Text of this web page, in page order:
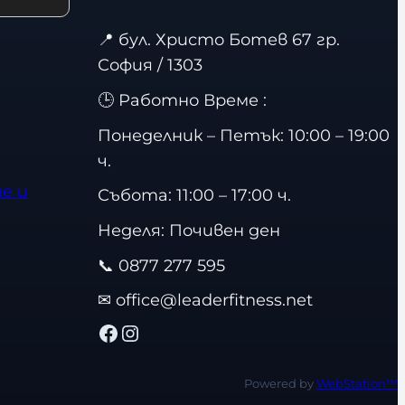
и
📍 бул. Христо Ботев 67 гр.
София / 1303
🕒 Работно Време :
Понеделник – Петък: 10:00 – 19:00
ч.
Събота: 11:00 – 17:00 ч.
Неделя: Почивен ден
📞 0877 277 595
✉ office@leaderfitness.net
Facebook Instagram
Powered byWebStation™